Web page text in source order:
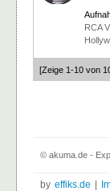
RCA
[Zeige 1-10 von
© akuma.de -
by effiks.de